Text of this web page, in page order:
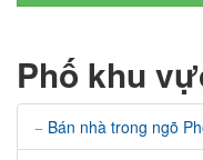
Phố khu
Bán nhà trong ngõ